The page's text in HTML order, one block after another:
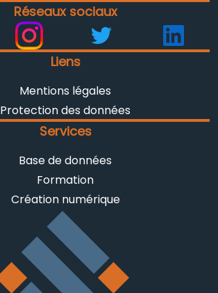
Services
Base de données
Formation
Création numérique
Liens
Mentions légales
Protection des données
Réseaux sociaux